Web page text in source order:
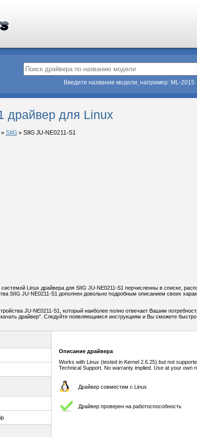
Введите название модели, например: ML-2015
драйвер для Linux
» SIIG » SIIG JU-NE0211-S1
Linux драйвера для SIIG JU-NE0211-S1 перчисленны в списке,
SIIG JU-NE0211-S1 дополнен довольно подробным описанием своих
JU-NE0211-S1, который наиболее полно отвечает Вашим
драйвер". Следуйте появляющимся инструкциям и Вы сможете быстро
Описание драйвера
Works with Linux (tested in Kernel 2.6.25) but not
Technical Support. No warranty implied. Use at your own
Драйвер совместим с Linux
Драйвер проверен на работоспособность